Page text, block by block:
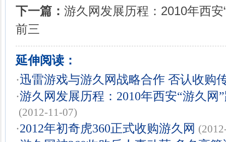
下一篇： 游久网发展历程：2010年西安
前三
延伸阅读：
·迅雷游戏与游久网战略合作 否认收购
·游久网发展历程：2010年西安“游久网
(2012-11-07)
·2012年初奇虎360正式收购游久网